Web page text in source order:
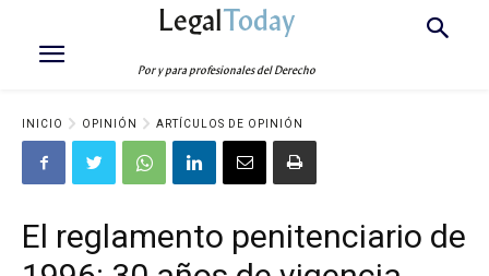
LegalToday
Por y para profesionales del Derecho
INICIO OPINIÓN ARTÍCULOS DE OPINIÓN
El reglamento penitenciario de